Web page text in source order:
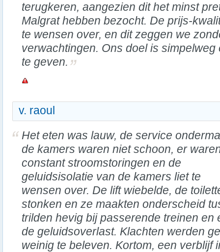
terugkeren, aangezien dit het minst
Malgrat hebben bezocht. De prijs-
te wensen over, en dit zeggen we
verwachtingen. Ons doel is
te geven.
v. raoul
Het eten was lauw, de service
de kamers waren niet schoon, er
constant stroomstoringen en de
geluidsisolatie van de kamers liet te
wensen over. De lift wiebelde, de
stonken en ze maakten onderscheid
trilden hevig bij passerende treinen en
de geluidsoverlast. Klachten werden
weinig te beleven. Kortom, een verblijf